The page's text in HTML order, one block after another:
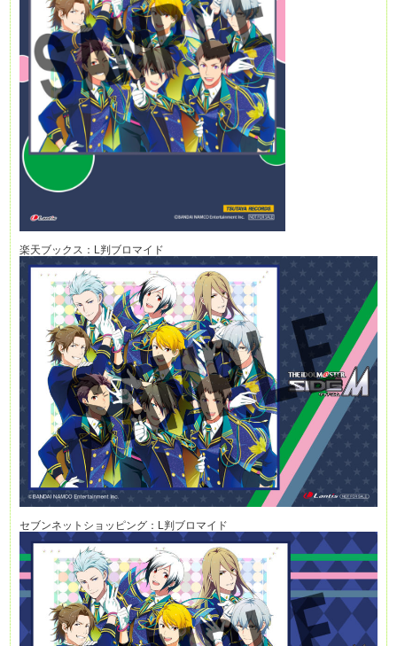
楽天ブックス：L判ブロマイド
セブンネットショッピング：L判ブロマイド